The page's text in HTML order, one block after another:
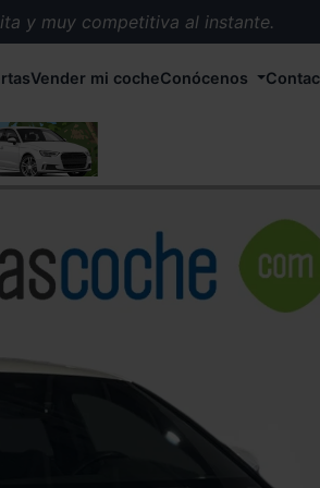
y muy competitiva al instante.
conductores satisfechos.
el coche que tu quieras.
en cualquier parte de España.
tu coche. Pago inmediato.
Vender mi cocheConócenos